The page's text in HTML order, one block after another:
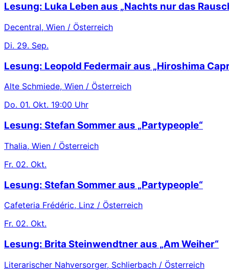
Lesung: Luka Leben aus „Nachts nur das
Decentral, Wien / Österreich
Di. 29. Sep.
Lesung: Leopold Federmair aus „Hiroshima
Alte Schmiede, Wien / Österreich
Do. 01. Okt. 19:00 Uhr
Lesung: Stefan Sommer aus „Partypeople“
Thalia, Wien / Österreich
Fr. 02. Okt.
Lesung: Stefan Sommer aus „Partypeople“
Cafeteria Frédéric, Linz / Österreich
Fr. 02. Okt.
Lesung: Brita Steinwendtner aus „Am Weiher“
Literarischer Nahversorger, Schlierbach / Österreich